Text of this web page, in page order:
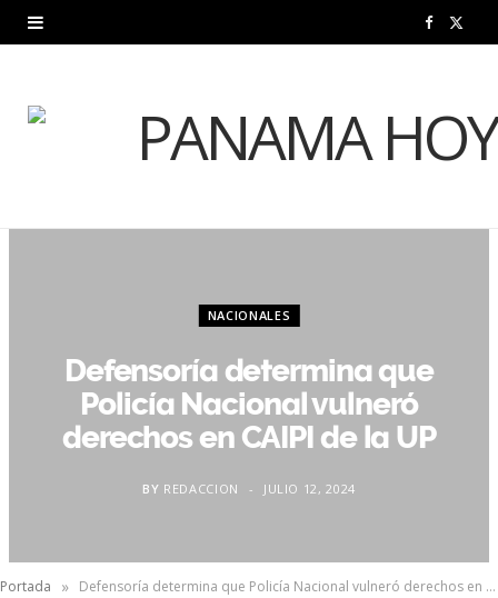
F
e w
NACIONALES
Defensoría determina que
Policía Nacional vulneró
derechos en CAIPI de la UP
BY REDACCION JULIO 12, 2024
Portada » Defensoría determina que Policía Nacional vulneró derechos en CAIPI de la UP